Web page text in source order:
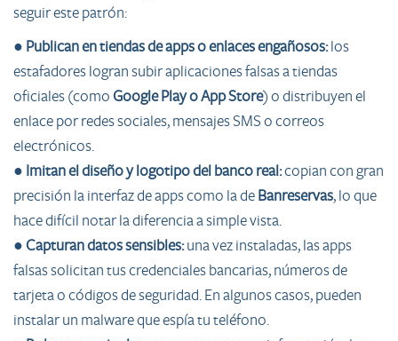
seguir este patrón:
● Publican en tiendas de apps o enlaces engañosos:los
estafadores logran subir aplicaciones falsas a tiendas
oficiales (comoGoogle Play o App Store) o distribuyen el
enlace por redes sociales, mensajes SMS o correos
electrónicos.
● Imitan el diseño y logotipo del banco real:copian con gran
precisión la interfaz de apps como la deBanreservas, lo que
hace difícil notar la diferencia a simple vista.
●Capturan datos sensibles:una vez instaladas, las apps
falsas solicitan tus credenciales bancarias, números de
tarjeta o códigos de seguridad. En algunos casos, pueden
instalar un malware que espía tu teléfono.